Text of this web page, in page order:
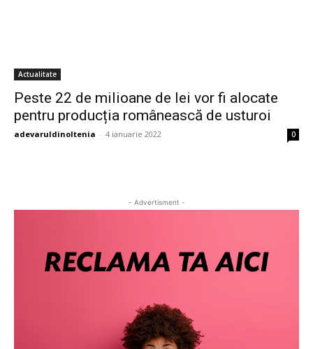
Actualitate
Peste 22 de milioane de lei vor fi alocate
pentru producția românească de usturoi
adevaruldinoltenia - 4 ianuarie 2022 0
- Advertisment -